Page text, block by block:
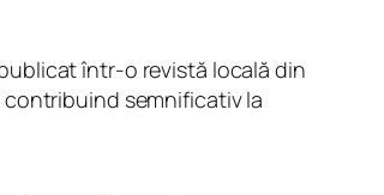
într-o revistă locală din
semnificativ la